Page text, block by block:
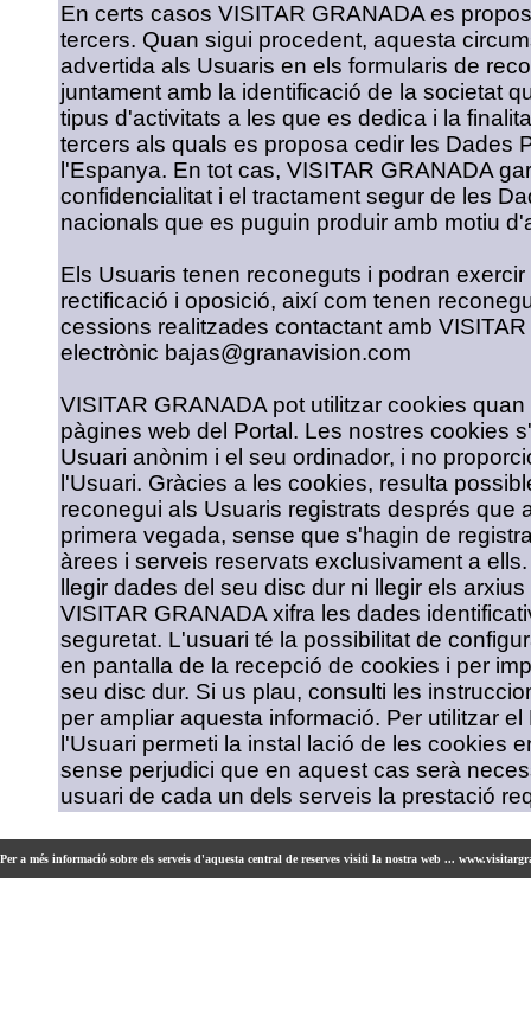
En certs casos VISITAR GRANADA es
tercers. Quan sigui procedent, aquesta
advertida als Usuaris en els formularis de
juntament amb la identificació de la societat
tipus d'activitats a les que es dedica i la
tercers als quals es proposa cedir les Dades
l'Espanya. En tot cas, VISITAR GRANADA
confidencialitat i el tractament segur de les
nacionals que es puguin produir amb motiu
Els Usuaris tenen reconeguts i podran
rectificació i oposició, així com tenen
cessions realitzades contactant amb
electrònic bajas@granavision.com
VISITAR GRANADA pot utilitzar cookies
pàgines web del Portal. Les nostres cookies
Usuari anònim i el seu ordinador, i no
l'Usuari. Gràcies a les cookies, resulta
reconegui als Usuaris registrats després que
primera vegada, sense que s'hagin de
àrees i serveis reservats exclusivament a
llegir dades del seu disc dur ni llegir els
VISITAR GRANADA xifra les dades
seguretat. L'usuari té la possibilitat de
en pantalla de la recepció de cookies i per
seu disc dur. Si us plau, consulti les
per ampliar aquesta informació. Per utilitzar
l'Usuari permeti la instal lació de les cookies
sense perjudici que en aquest cas serà
usuari de cada un dels serveis la prestació
Per a més informació sobre els serveis d'aquesta central de reserves visiti la nostra web ...